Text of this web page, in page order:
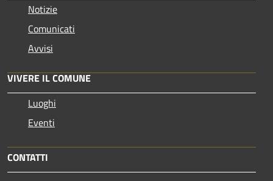
Notizie
Comunicati
Avvisi
VIVERE IL COMUNE
Luoghi
Eventi
CONTATTI